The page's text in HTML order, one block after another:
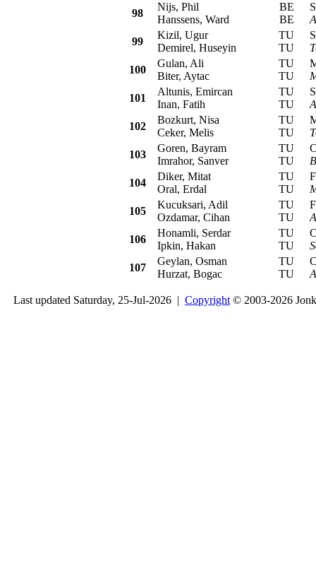
98
Nijs, Phil
Hanssens, Ward
BE
BE
99
Kizil, Ugur
Demirel, Huseyin
TU
TU
100
Gulan, Ali
Biter, Aytac
TU
TU
101
Altunis, Emircan
Inan, Fatih
TU
TU
102
Bozkurt, Nisa
Ceker, Melis
TU
TU
103
Goren, Bayram
Imrahor, Sanver
TU
TU
104
Diker, Mitat
Oral, Erdal
TU
TU
105
Kucuksari, Adil
Ozdamar, Cihan
TU
TU
106
Honamli, Serdar
Ipkin, Hakan
TU
TU
107
Geylan, Osman
Hurzat, Bogac
TU
TU
Last updated Saturday, 25-Jul-2026 | Copyright © 2003-2026